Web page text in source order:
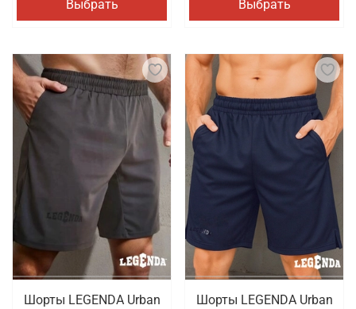
Выбрать Выбрать
Шорты LEGENDA Urban
Шорты LEGENDA Urban